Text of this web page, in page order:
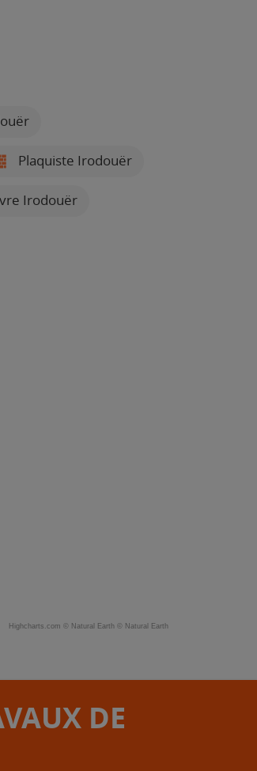
Plaquiste Irodouër
Irodouër
Highcharts.com © Natural Earth © Natural Earth
DE